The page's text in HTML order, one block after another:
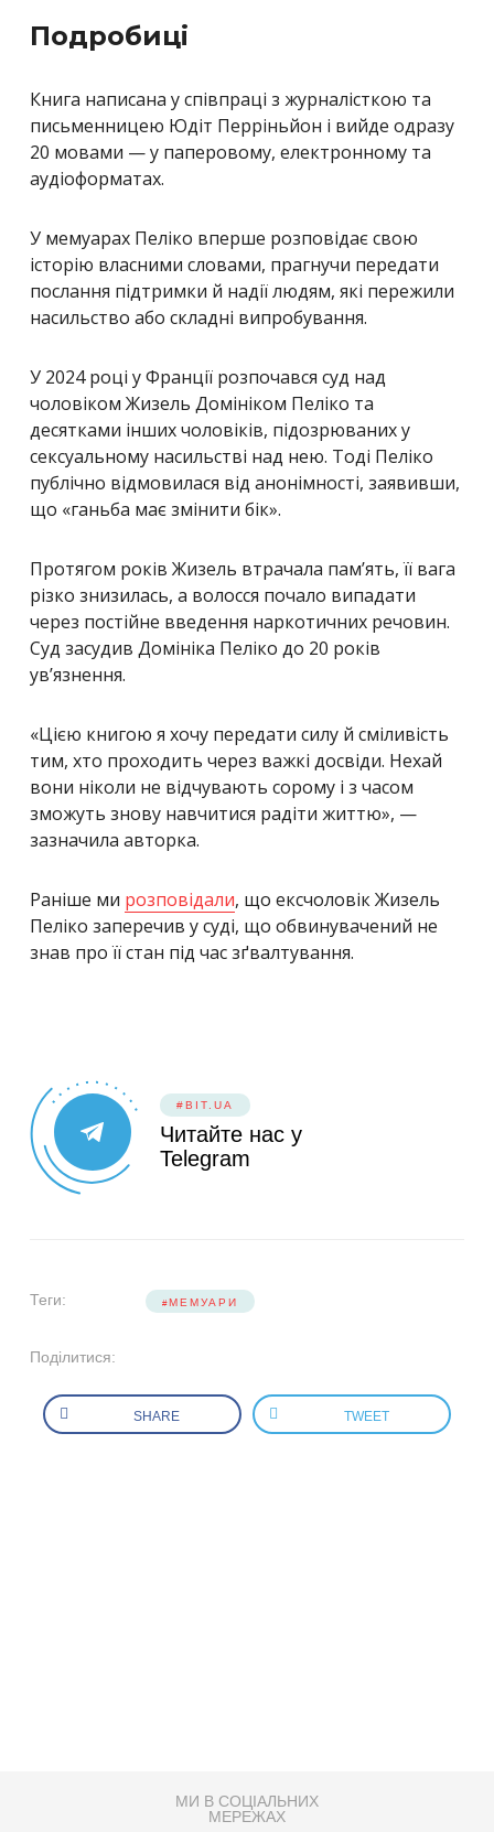
Подробиці
Книга написана у співпраці з журналісткою та
письменницею Юдіт Перріньйон і вийде одразу
20 мовами — у паперовому, електронному та
аудіоформатах.
У мемуарах Пеліко вперше розповідає свою
історію власними словами, прагнучи передати
послання підтримки й надії людям, які пережили
насильство або складні випробування.
У 2024 році у Франції розпочався суд над
чоловіком Жизель Домініком Пеліко та
десятками інших чоловіків, підозрюваних у
сексуальному насильстві над нею. Тоді Пеліко
публічно відмовилася від анонімності, заявивши,
що «ганьба має змінити бік».
Протягом років Жизель втрачала пам’ять, її вага
різко знизилась, а волосся почало випадати
через постійне введення наркотичних речовин.
Суд засудив Домініка Пеліко до 20 років
ув’язнення.
«Цією книгою я хочу передати силу й сміливість
тим, хто проходить через важкі досвіди. Нехай
вони ніколи не відчувають сорому і з часом
зможуть знову навчитися радіти життю», —
зазначила авторка.
Раніше ми розповідали, що ексчоловік Жизель
Пелікo заперечив у суді, що обвинувачений не
знав про її стан під час зґвалтування.
#BIT.UA
Читайте нас у
Telegram
Теги: МЕМУАРИ
Поділитися:
SHARE TWEET
МИ В СОЦІАЛЬНИХ
МЕРЕЖАХ